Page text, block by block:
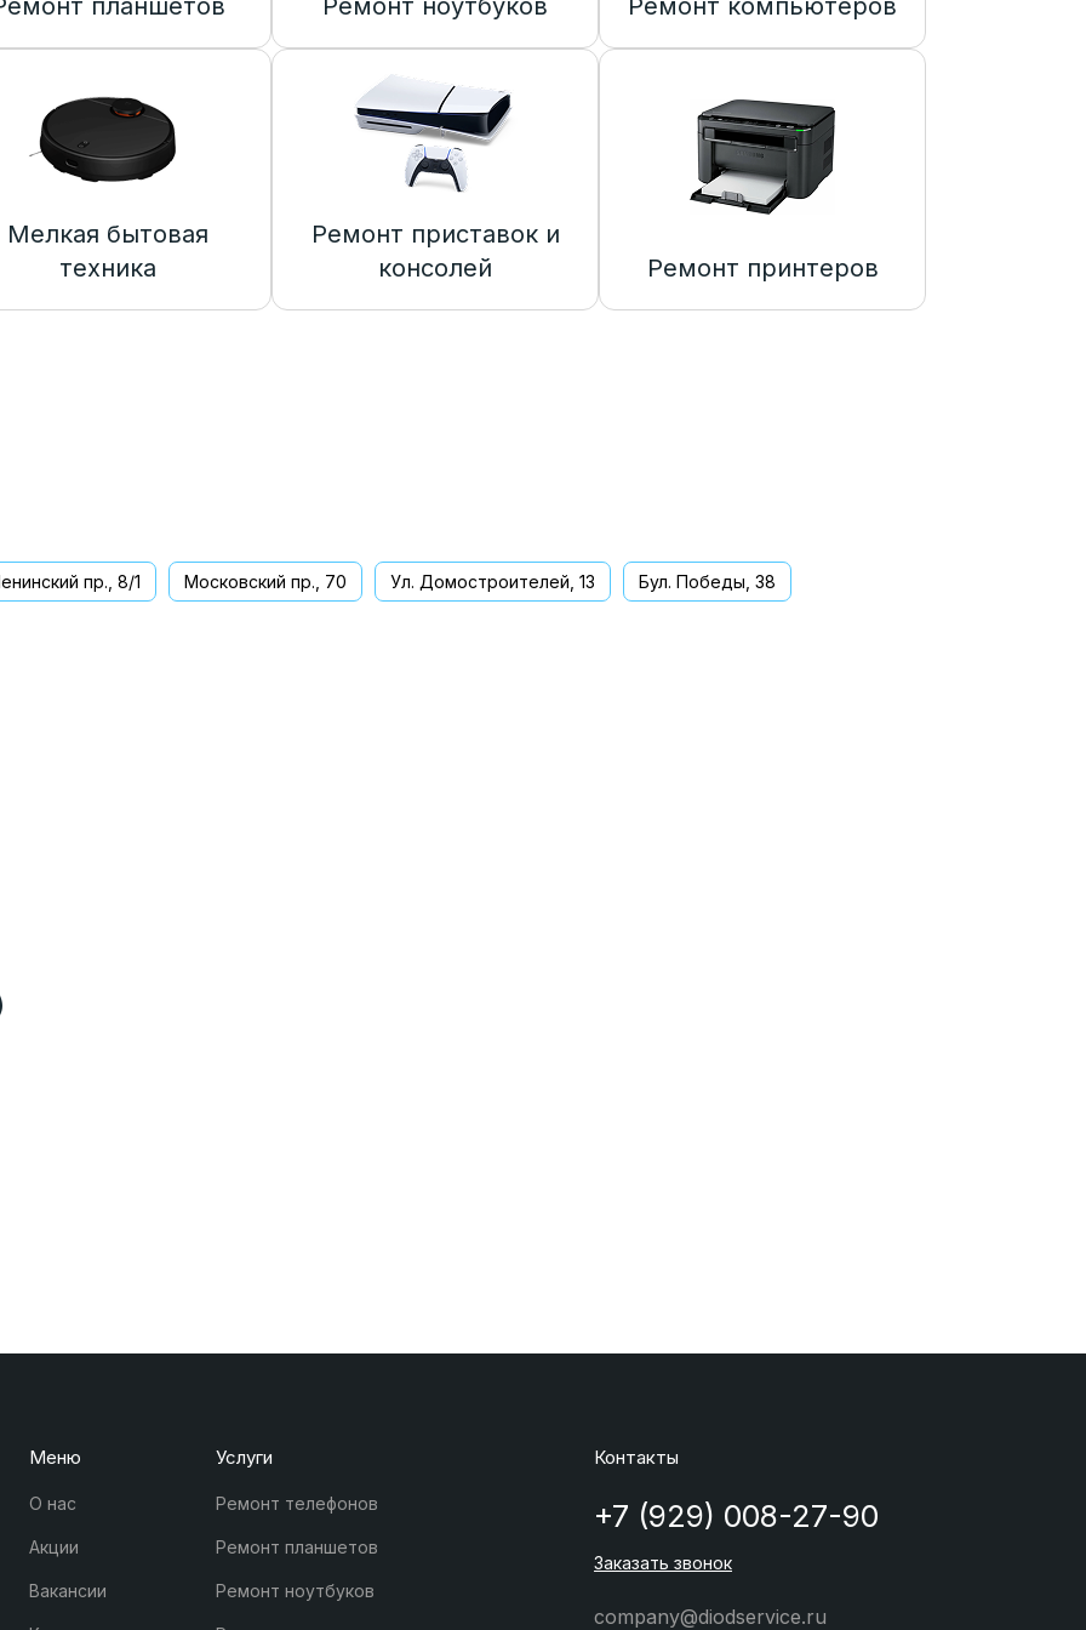
планшетов Ремонт ноутбуков Ремонт компьютеров
Мелкая бытовая
техника
Ремонт приставок и
консолей
Ремонт принтеров
пр., 8/1 Московский пр., 70 Ул. Домостроителей, 13 Бул. Победы, 38
Меню
О нас
Акции
Вакансии
Услуги
Ремонт телефонов
Ремонт планшетов
Ремонт ноутбуков
Контакты
+7 (929) 008-27-90
Заказать звонок
company@diodservice.ru